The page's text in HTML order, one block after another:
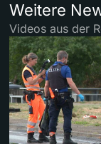
Weitere
Videos aus der